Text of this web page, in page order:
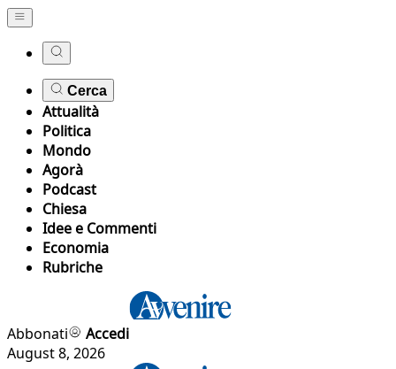
Cerca
Attualità
Politica
Mondo
Agorà
Podcast
Chiesa
Idee e Commenti
Economia
Rubriche
Abbonati
Accedi
August 8, 2026